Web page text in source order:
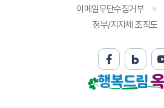
이메일무단수집거부
정부/지자체 조직도